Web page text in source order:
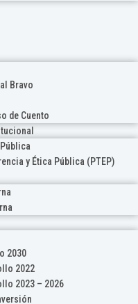
Bravo
de Cuento
y Ética Pública (PTEP)
2030
2022
2023 – 2026